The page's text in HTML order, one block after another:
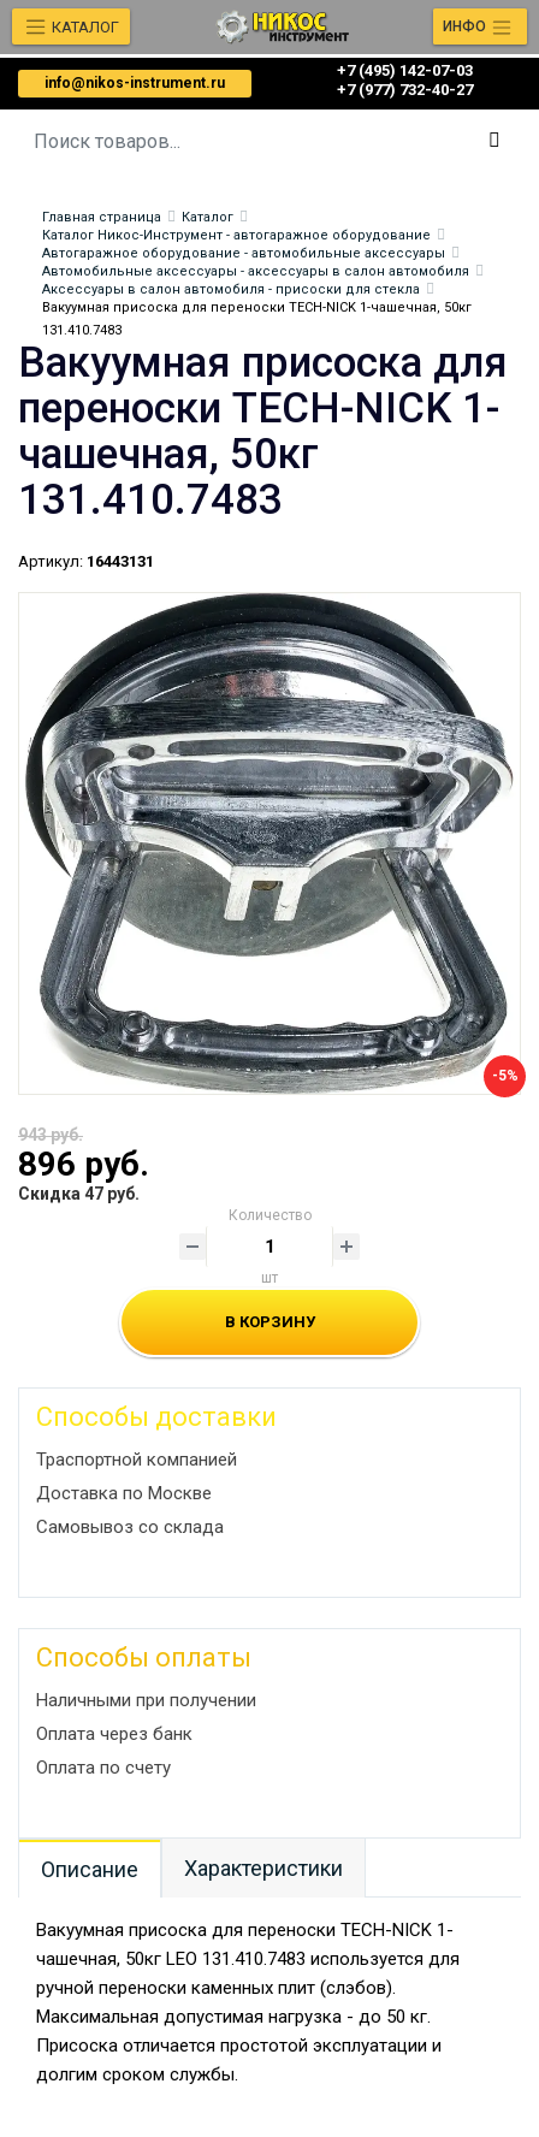
info@nikos-instrument.ru
+7 (495) 142-07-03
‎‎+7 (977) 732-40-27
КАТАЛОГ ИНФО
Главная страница
Каталог
Каталог Никос-Инструмент - автогаражное оборудование
Автогаражное оборудование - автомобильные аксессуары
Автомобильные аксессуары - аксессуары в салон автомобиля
Аксессуары в салон автомобиля - присоски для стекла
Вакуумная присоска для переноски TECH-NICK 1-чашечная, 50кг
131.410.7483
Вакуумная присоска для
переноски TECH-NICK 1-
чашечная, 50кг
131.410.7483
Артикул: 16443131
-5%
943 руб.
896 руб.
Скидка 47 руб.
Количество
шт
В КОРЗИНУ
Способы доставки
Траспортной компанией
Доставка по Москве
Самовывоз со склада
Способы оплаты
Наличными при получении
Оплата через банк
Оплата по счету
Описание Характеристики
Вакуумная присоска для переноски TECH-NICK 1-
чашечная, 50кг LEO 131.410.7483 используется для
ручной переноски каменных плит (слэбов).
Максимальная допустимая нагрузка - до 50 кг.
Присоска отличается простотой эксплуатации и
долгим сроком службы.